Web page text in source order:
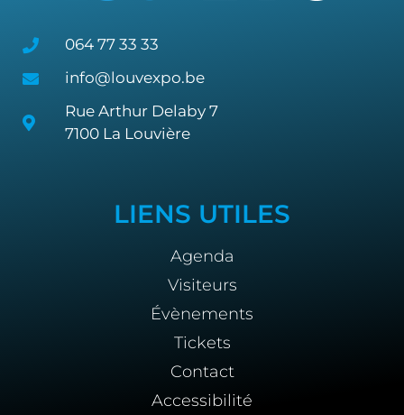
064 77 33 33
info@louvexpo.be
Rue Arthur Delaby 7
7100 La Louvière
LIENS UTILES
Agenda
Visiteurs
Évènements
Tickets
Contact
Accessibilité